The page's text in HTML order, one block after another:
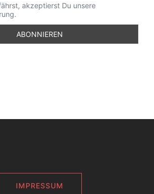
akzeptierst Du unsere
IMPRESSUM